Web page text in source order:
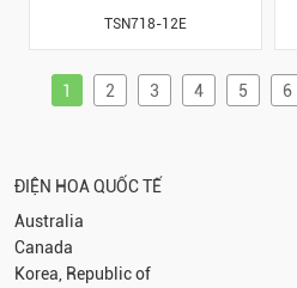
TSN718-12E
1 2 3 4 5 6
ĐIỆN HOA QUỐC TẾ
Australia
Canada
Korea, Republic of